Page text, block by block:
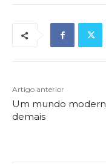
Artigo anterior
Um mundo
demais